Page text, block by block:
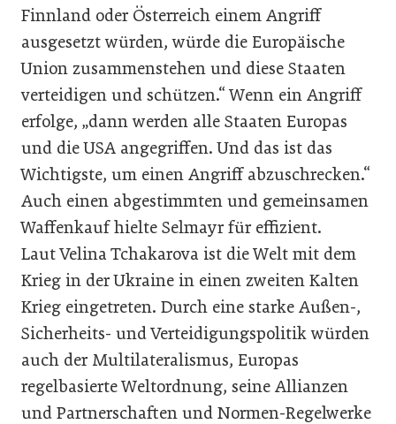
Finnland oder Österreich einem Angriff
ausgesetzt würden, würde die Europäische
Union zusammenstehen und diese Staaten
verteidigen und schützen.“ Wenn ein Angriff
erfolge, „dann werden alle Staaten Europas
und die USA angegriffen. Und das ist das
Wichtigste, um einen Angriff abzuschrecken.“
Auch einen abgestimmten und gemeinsamen
Waffenkauf hielte Selmayr für effizient.
Laut Velina Tchakarova ist die Welt mit dem
Krieg in der Ukraine in einen zweiten Kalten
Krieg eingetreten. Durch eine starke Außen-,
Sicherheits- und Verteidigungspolitik würden
auch der Multilateralismus, Europas
regelbasierte Weltordnung, seine Allianzen
und Partnerschaften und Normen-Regelwerke